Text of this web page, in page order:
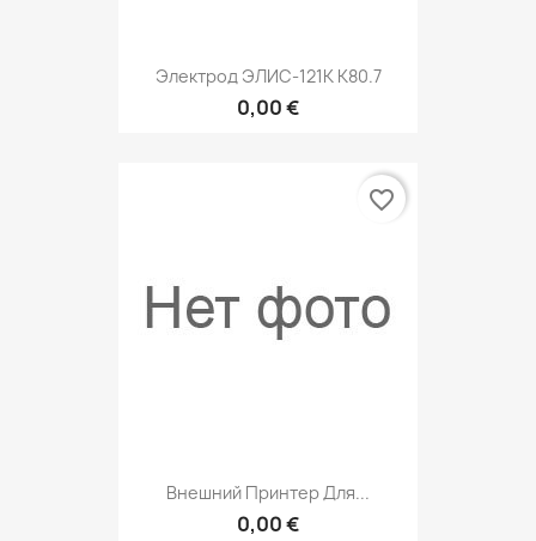
Электрод ЭЛИС-121K K80.7
0,00 €
Внешний Принтер Для...
0,00 €
favorite_border